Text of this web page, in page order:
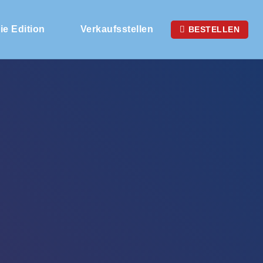
Edition Verkaufsstellen BESTELLEN